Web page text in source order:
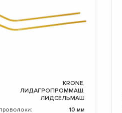
KRONE,
ЛИДАГРОПРОММАШ,
ЛИДСЕЛЬМАШ
10 мм